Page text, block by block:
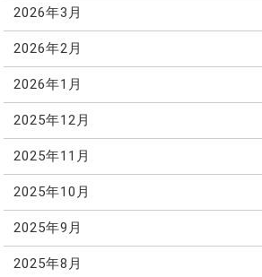
2026年3月
2026年2月
2026年1月
2025年12月
2025年11月
2025年10月
2025年9月
2025年8月